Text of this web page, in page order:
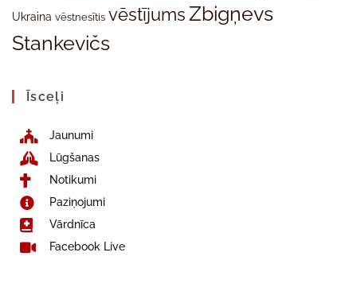
Ukraina vēstnesītis vēstījumsZbigņevs
Stankevičs
Īsceļi
Jaunumi
Lūgšanas
Notikumi
Paziņojumi
Vārdnīca
Facebook Live